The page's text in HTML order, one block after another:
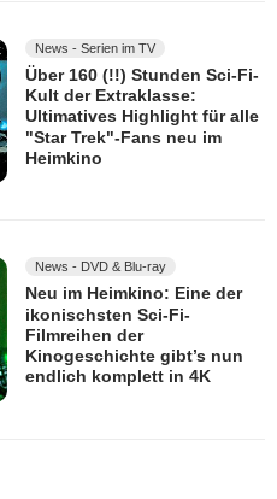
News - Serien im TV
Über 160 (!!) Stunden Sci-Fi-
Kult der Extraklasse:
Ultimatives Highlight für alle
"Star Trek"-Fans neu im
Heimkino
News - DVD & Blu-ray
Neu im Heimkino: Eine der
ikonischsten Sci-Fi-
Filmreihen der
Kinogeschichte gibt’s nun
endlich komplett in 4K